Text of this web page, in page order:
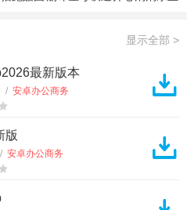
显示全部 >
最新版本
/ 安卓办公商务
版
安卓办公商务